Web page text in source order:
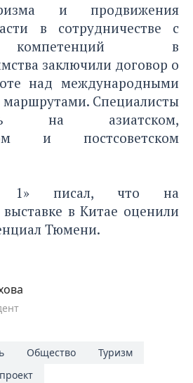
и продвижения
в сотрудничестве с
в
заключили договор о
над международными
маршрутами. Специалисты
на азиатском,
и постсоветском
1» писал, что на
в Китае оценили
Тюмени.
Общество
Туризм